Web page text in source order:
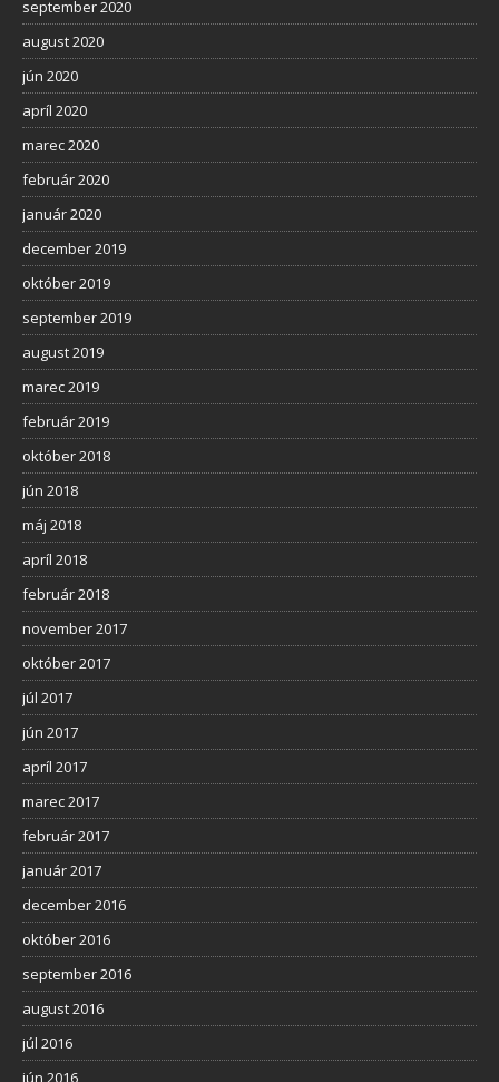
september 2020
august 2020
jún 2020
apríl 2020
marec 2020
február 2020
január 2020
december 2019
október 2019
september 2019
august 2019
marec 2019
február 2019
október 2018
jún 2018
máj 2018
apríl 2018
február 2018
november 2017
október 2017
júl 2017
jún 2017
apríl 2017
marec 2017
február 2017
január 2017
december 2016
október 2016
september 2016
august 2016
júl 2016
jún 2016